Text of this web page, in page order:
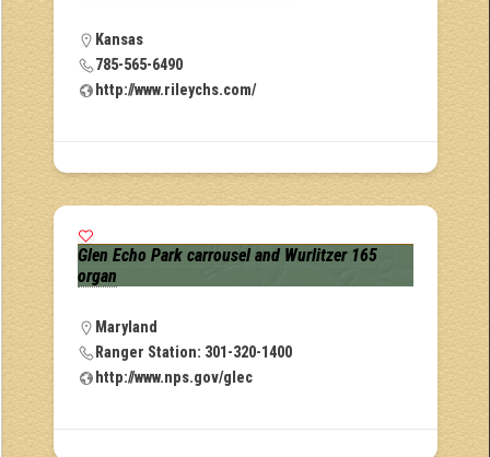
Kansas
785-565-6490
http://www.rileychs.com/
Glen Echo Park carrousel and Wurlitzer 165
organ
Maryland
Ranger Station: 301-320-1400
http://www.nps.gov/glec